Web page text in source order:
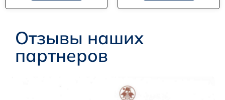
Отзывы наших
партнеров